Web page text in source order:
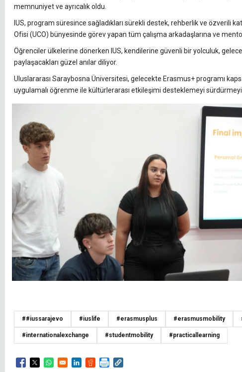
memnuniyet ve ayrıcalık oldu.
IUS, program süresince sağladıkları sürekli destek, rehberlik ve özverili
Ofisi (UCO) bünyesinde görev yapan tüm çalışma arkadaşlarına ve
Öğrenciler ülkelerine dönerken IUS, kendilerine güvenli bir yolculuk,
paylaşacakları güzel anılar diliyor.
Uluslararası Saraybosna Üniversitesi, gelecekte Erasmus+ programı
uygulamalı öğrenme ile kültürlerarası etkileşimi desteklemeyi sürdürmeyi
##iussarajevo #iuslife #erasmusplus #erasmusmobility
#internationalexchange #studentmobility #practicallearning
Opens in a new window
Opens in a new window
Opens in a new window
Opens in a new window
Opens in a new window